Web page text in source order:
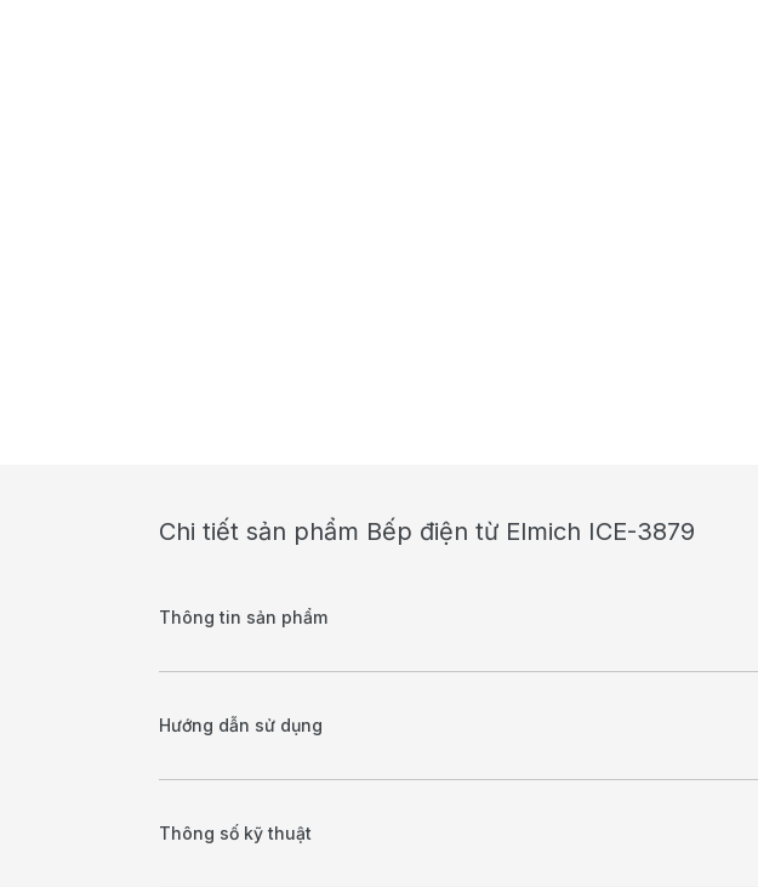
Chi tiết sản phẩm Bếp điện từ Elmich ICE-3879
Thông tin sản phẩm
Hướng dẫn sử dụng
Thông số kỹ thuật